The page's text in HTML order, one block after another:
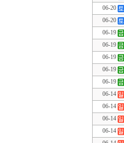
06-20
06-20
06-19
06-19
06-19
06-19
06-19
06-14
06-14
06-14
06-14